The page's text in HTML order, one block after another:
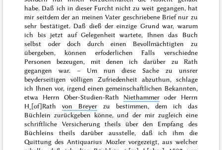
habe. Daß ich in dieser Furcht nicht zu weit gegangen, hat
mir seitdem der an meinen Vater geschriebene Brief nur zu
sehr bestätiget. Daß dieß der einzige Grund war, warum
ich bis jetzt auf Gelegenheit wartete, Ihnen das Buch
selbst oder doch durch einen Bevollmächtigten zu
übergeben, können erfoderlichen Falls verschiedne
Personen bezeugen, mit denen ich darüber zu Rath
gegangen war. – Um nun dieseSache zu unsrer
beyderseitigen völligen Zufriedenheit abzuthun, schlage
ich Ihnen vor, irgend einen gemeinschaftlichen Bekannten,
etwa Herrn Ober-Studien-Rath Niethammeroder Herrn
H˖[of]Rathvon Breyer zu bestimmen, dem ich das
Büchlein zurückgeben könne, und der mir zugleich eine
schriftliche Versicherung theils über den Empfang des
Büchleins theils darüber ausstelle, daß ich ihm die
Quittung des Antiquarius Mozler vorgezeigt, aus welcher